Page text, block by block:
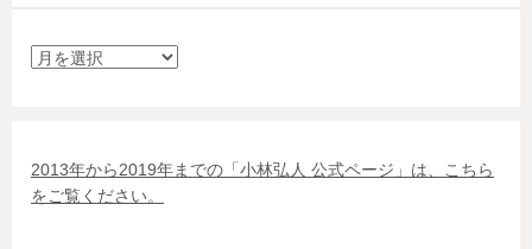
過
カ
イ
2013年から2019年までの「小林弘人 公式ページ」は、こちら
をご覧ください。